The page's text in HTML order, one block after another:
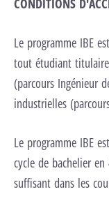
CONDITIONS
Le programme IBE
tout étudiant titulaire
(parcours Ingénieur
industrielles
Le programme IBE
cycle de bachelier
suffisant dans les